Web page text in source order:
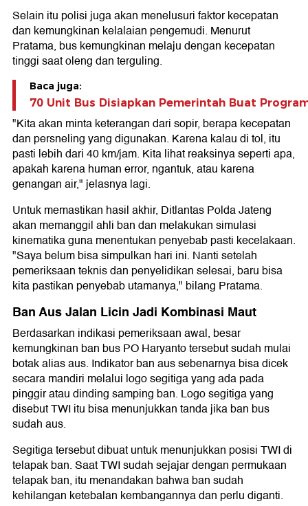
Selain itu polisi juga akan menelusuri faktor kecepatan
dan kemungkinan kelalaian pengemudi. Menurut
Pratama, bus kemungkinan melaju dengan kecepatan
tinggi saat oleng dan terguling.
Baca juga:
70 Unit Bus Disiapkan Pemerintah Buat
"Kita akan minta keterangan dari sopir, berapa kecepatan
dan persneling yang digunakan. Karena kalau di tol, itu
pasti lebih dari 40 km/jam. Kita lihat reaksinya seperti apa,
apakah karena human error, ngantuk, atau karena
genangan air," jelasnya lagi.
Untuk memastikan hasil akhir, Ditlantas Polda Jateng
akan memanggil ahli ban dan melakukan simulasi
kinematika guna menentukan penyebab pasti kecelakaan.
"Saya belum bisa simpulkan hari ini. Nanti setelah
pemeriksaan teknis dan penyelidikan selesai, baru bisa
kita pastikan penyebab utamanya," bilang Pratama.
Ban Aus Jalan Licin Jadi Kombinasi Maut
Berdasarkan indikasi pemeriksaan awal, besar
kemungkinan ban bus PO Haryanto tersebut sudah mulai
botak alias aus. Indikator ban aus sebenarnya bisa dicek
secara mandiri melalui logo segitiga yang ada pada
pinggir atau dinding samping ban. Logo segitiga yang
disebut TWI itu bisa menunjukkan tanda jika ban bus
sudah aus.
Segitiga tersebut dibuat untuk menunjukkan posisi TWI di
telapak ban. Saat TWI sudah sejajar dengan permukaan
telapak ban, itu menandakan bahwa ban sudah
kehilangan ketebalan kembangannya dan perlu diganti.